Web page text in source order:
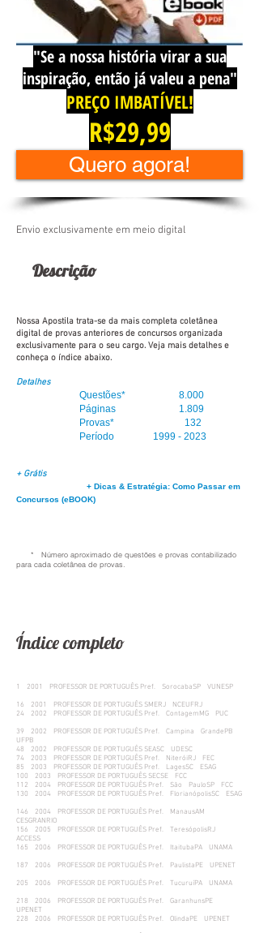
"Se a nossa história virar a sua
inspiração, então já valeu a pena"
PREÇO IMBATÍVEL!
R$29,99
Quero agora!
Envio exclusivamente em meio digital
Descrição
Nossa Apostila trata-se da mais completa coletânea
digital de provas anteriores de concursos organizada
exclusivamente para o seu cargo. Veja mais detalhes e
conheça o índice abaixo.
Detalhes
Questões* 8.000
Páginas 1.809
Provas* 132
Período 1999 - 2023
+ Grátis
+ Dicas & Estratégia: Como Passar em
Concursos (eBOOK)
* Número aproximado de questões e provas contabilizado
para cada coletânea de provas.
Índice completo
1 2001 PROFESSOR DE PORTUGUÊS Pref. SorocabaSP VUNESP
16 2001 PROFESSOR DE PORTUGUÊS SMERJ NCEUFRJ
24 2002 PROFESSOR DE PORTUGUÊS Pref. ContagemMG PUC
39 2002 PROFESSOR DE PORTUGUÊS Pref. Campina GrandePB
UFPB
48 2002 PROFESSOR DE PORTUGUÊS SEASC UDESC
74 2003 PROFESSOR DE PORTUGUÊS Pref. NiteróiRJ FEC
85 2003 PROFESSOR DE PORTUGUÊS Pref. LagesSC ESAG
100 2003 PROFESSOR DE PORTUGUÊS SECSE FCC
112 2004 PROFESSOR DE PORTUGUÊS Pref. São PauloSP FCC
130 2004 PROFESSOR DE PORTUGUÊS Pref. FlorianópolisSC ESAG
146 2004 PROFESSOR DE PORTUGUÊS Pref. ManausAM
CESGRANRIO
156 2005 PROFESSOR DE PORTUGUÊS Pref. TeresópolisRJ
ACCESS
165 2006 PROFESSOR DE PORTUGUÊS Pref. ItaitubaPA UNAMA
187 2006 PROFESSOR DE PORTUGUÊS Pref. PaulistaPE UPENET
205 2006 PROFESSOR DE PORTUGUÊS Pref. TucuruíPA UNAMA
218 2006 PROFESSOR DE PORTUGUÊS Pref. GaranhunsPE
UPENET
228 2006 PROFESSOR DE PORTUGUÊS Pref. OlindaPE UPENET